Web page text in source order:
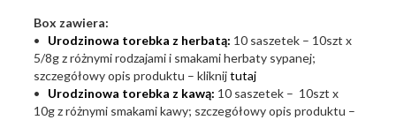
Box zawiera:
• Urodzinowa torebka z herbatą: 10 saszetek – 10szt x
5/8g z różnymi rodzajami i smakami herbaty sypanej;
szczegółowy opis produktu – kliknijtutaj
• Urodzinowa torebka z kawą: 10 saszetek – 10szt x
10g z różnymi smakami kawy; szczegółowy opis produktu –